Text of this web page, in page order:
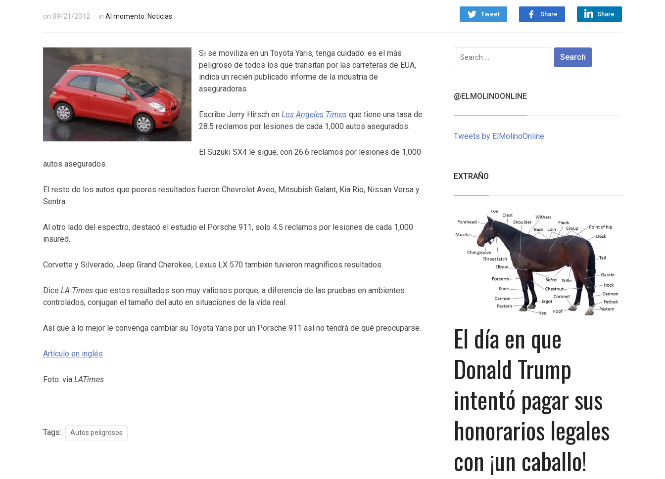
Tweet Share Share
on 09/21/2012 in Al momento, Noticias
Si se moviliza en un Toyota Yaris, tenga cuidado: es el más
peligroso de todos los que transitan por las carreteras de EUA,
indica un recién publicado informe de la industria de
aseguradoras.
Escribe Jerry Hirsch en Los Angeles Times que tiene una tasa de
28.5 reclamos por lesiones de cada 1,000 autos asegurados.
El Suzuki SX4 le sigue, con 26.6 reclamos por lesiones de 1,000
autos asegurados.
El resto de los autos que peores resultados fueron Chevrolet Aveo, Mitsubish Galant, Kia Rio, Nissan Versa y
Sentra.
Al otro lado del espectro, destacó el estudio el Porsche 911, solo 4.5 reclamos por lesiones de cada 1,000
insured.
Corvette y Silverado, Jeep Grand Cherokee, Lexus LX 570 también tuvieron magníficos resultados.
Dice LA Times que estos resultados son muy valiosos porque, a diferencia de las pruebas en ambientes
controlados, conjugan el tamaño del auto en situaciones de la vida real.
Así que a lo mejor le convenga cambiar su Toyota Yaris por un Porsche 911 así no tendrá de qué preocuparse.
Artículo en inglés
Foto: via LATimes
Tags: Autos peligrosos
Search
for:
@ELMOLINOONLINE
Tweets by ElMolinoOnline
EXTRAÑO
El día en que
Donald Trump
intentó pagar sus
honorarios legales
con ¡un caballo!